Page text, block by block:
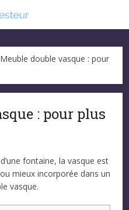
Meuble double vasque : pour
: pour plus
fontaine, la vasque est
mieux incorporée dans un
vasque.